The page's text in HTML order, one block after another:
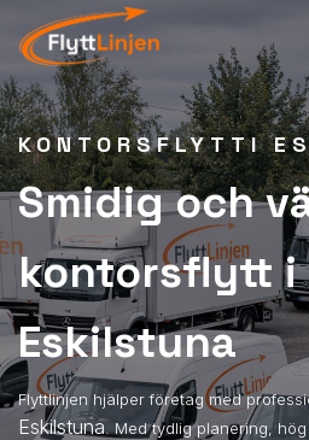
KONTORSFLYTTI
Smidig och
kontorsflytt i
Eskilstuna
Flyttlinjen hjälper företag med
Eskilstuna . Med tydlig planering,